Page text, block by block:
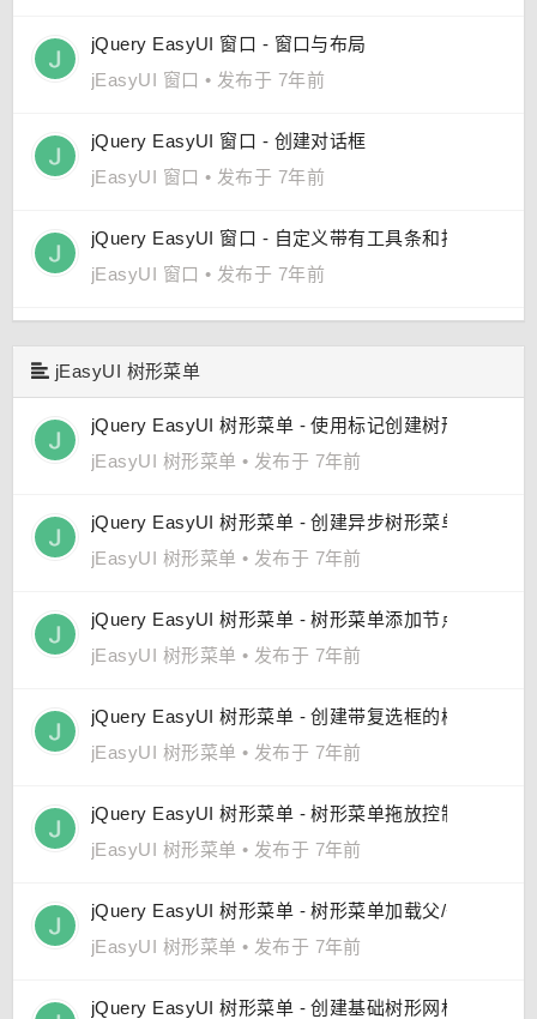
jQuery EasyUI 窗口 - 窗口与布局
jEasyUI 窗口 • 发布于 7年前
jQuery EasyUI 窗口 - 创建对话框
jEasyUI 窗口 • 发布于 7年前
jQuery EasyUI 窗口 - 自定义带有工具条和按钮的对话
jEasyUI 窗口 • 发布于 7年前
jEasyUI 树形菜单
jQuery EasyUI 树形菜单 - 使用标记创建树形菜单
jEasyUI 树形菜单 • 发布于 7年前
jQuery EasyUI 树形菜单 - 创建异步树形菜单
jEasyUI 树形菜单 • 发布于 7年前
jQuery EasyUI 树形菜单 - 树形菜单添加节点
jEasyUI 树形菜单 • 发布于 7年前
jQuery EasyUI 树形菜单 - 创建带复选框的树形菜单
jEasyUI 树形菜单 • 发布于 7年前
jQuery EasyUI 树形菜单 - 树形菜单拖放控制
jEasyUI 树形菜单 • 发布于 7年前
jQuery EasyUI 树形菜单 - 树形菜单加载父/子节点
jEasyUI 树形菜单 • 发布于 7年前
jQuery EasyUI 树形菜单 - 创建基础树形网格